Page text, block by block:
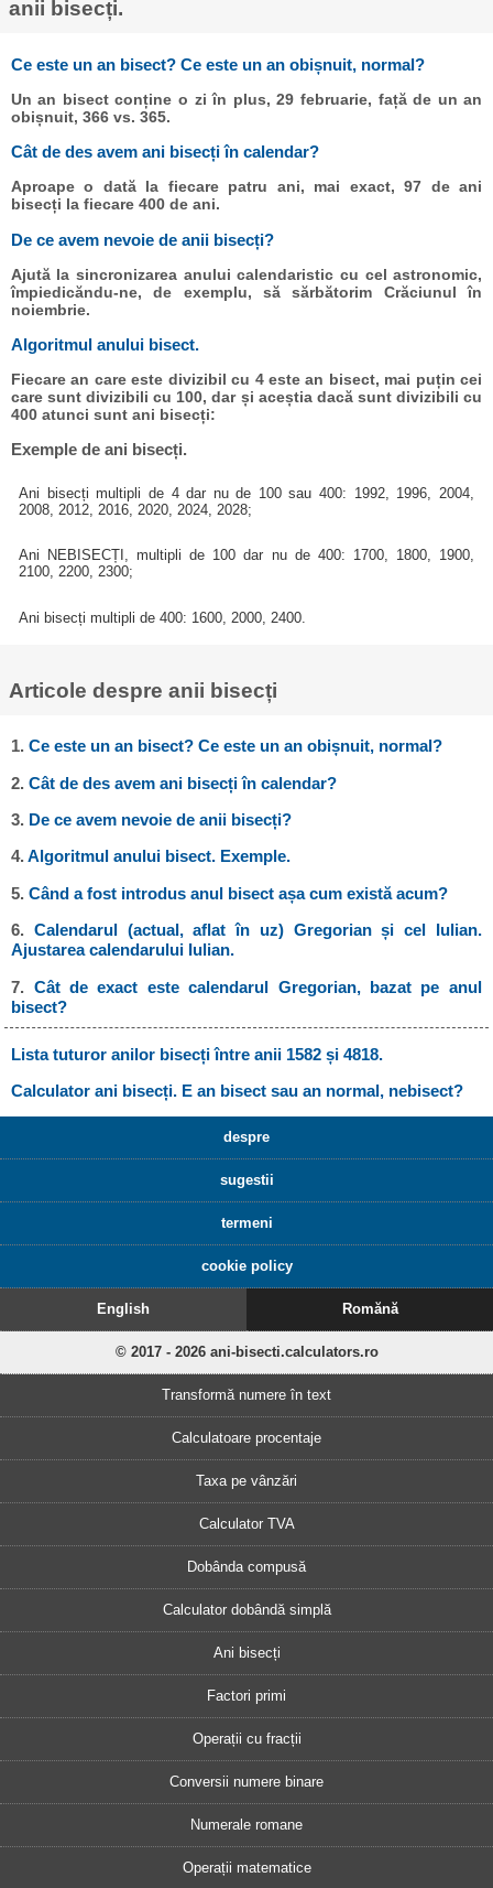
anii bisecți.
Ce este un an bisect? Ce este un an obișnuit, normal?
Un an bisect conține o zi în plus, 29 februarie, față de un an
obișnuit, 366 vs. 365.
Cât de des avem ani bisecți în calendar?
Aproape o dată la fiecare patru ani, mai exact, 97 de ani
bisecți la fiecare 400 de ani.
De ce avem nevoie de anii bisecți?
Ajută la sincronizarea anului calendaristic cu cel astronomic,
împiedicăndu-ne, de exemplu, să sărbătorim Crăciunul în
noiembrie.
Algoritmul anului bisect.
Fiecare an care este divizibil cu 4 este an bisect, mai puțin cei
care sunt divizibili cu 100, dar și aceștia dacă sunt divizibili cu
400 atunci sunt ani bisecți:
Exemple de ani bisecți.
Ani bisecți multipli de 4 dar nu de 100 sau 400: 1992, 1996, 2004,
2008, 2012, 2016, 2020, 2024, 2028;
Ani NEBISECȚI, multipli de 100 dar nu de 400: 1700, 1800, 1900,
2100, 2200, 2300;
Ani bisecți multipli de 400: 1600, 2000, 2400.
Articole despre anii bisecți
1.Ce este un an bisect? Ce este un an obișnuit, normal?
2.Cât de des avem ani bisecți în calendar?
3. De ce avem nevoie de anii bisecți?
4.Algoritmul anului bisect. Exemple.
5.Când a fost introdus anul bisect așa cum există acum?
6. Calendarul (actual, aflat în uz) Gregorian și cel Iulian.
Ajustarea calendarului Iulian.
7. Cât de exact este calendarul Gregorian, bazat pe anul
bisect?
Lista tuturor anilor bisecți între anii 1582 și 4818.
Calculator ani bisecți. E an bisect sau an normal, nebisect?
despre
sugestii
termeni
cookie policy
English Romănă
© 2017 - 2026 ani-bisecti.calculators.ro
Transformă numere în text
Calculatoare procentaje
Taxa pe vânzări
Calculator TVA
Dobânda compusă
Calculator dobândă simplă
Ani bisecți
Factori primi
Operații cu fracții
Conversii numere binare
Numerale romane
Operații matematice